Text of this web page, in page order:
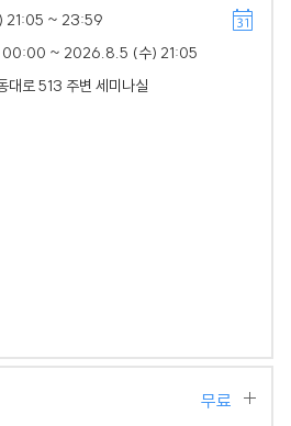
21:05 ~ 23:59
00:00 ~ 2026.8.5 (수) 21:05
대로 513 주변 세미나실
무료